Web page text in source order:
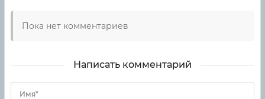
Пока нет комментариев
Написать комментарий
Имя*